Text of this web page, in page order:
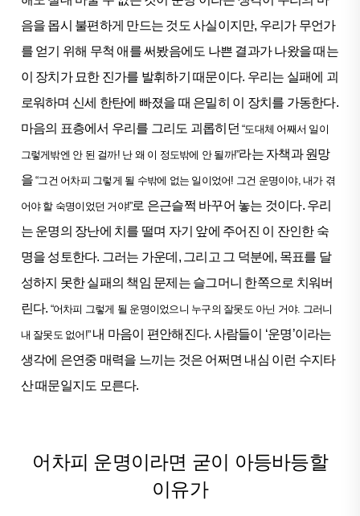
음을 몹시 불편하게 만드는 것도 사실이지만, 우리가 무언가
를 얻기 위해 무척 애를 써봤음에도 나쁜 결과가 나왔을 때는
이 장치가 묘한 진가를 발휘하기 때문이다. 우리는 실패에 괴
로워하며 신세 한탄에 빠졌을 때 은밀히 이 장치를 가동한다.
마음의 표층에서 우리를 그리도 괴롭히던“도대체 어째서 일이
그렇게밖엔 안 된 걸까! 난 왜 이 정도밖에 안 될까!”라는 자책과 원망
을“그건 어차피 그렇게 될 수밖에 없는 일이었어! 그건 운명이야, 내가 겪
어야 할 숙명이었던 거야!”로 은근슬쩍 바꾸어 놓는 것이다. 우리
는 운명의 장난에 치를 떨며 자기 앞에 주어진 이 잔인한 숙
명을 성토한다. 그러는 가운데, 그리고 그 덕분에, 목표를 달
성하지 못한 실패의 책임 문제는 슬그머니 한쪽으로 치워버
린다. “어차피 그렇게 될 운명이었으니 누구의 잘못도 아닌 거야. 그러니
내 잘못도 없어!” 내 마음이 편안해진다. 사람들이 ‘운명’이라는
생각에 은연중 매력을 느끼는 것은 어쩌면 내심 이런 수지타
산 때문일지도 모른다.
어차피 운명이라면 굳이 아등바등할
이유가